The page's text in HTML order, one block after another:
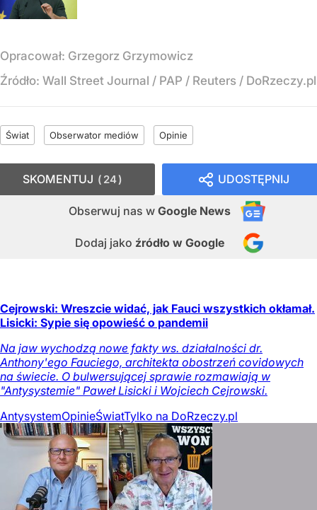
Opracował: Grzegorz Grzymowicz
Źródło: Wall Street Journal / PAP / Reuters / DoRzeczy.pl
Świat Obserwator mediów Opinie
UDOSTĘPNIJ
Obserwuj nas w Google News
Dodaj jako źródło w Google
SKOMENTUJ 24
Cejrowski: Wreszcie widać, jak Fauci wszystkich okłamał.
Lisicki: Sypie się opowieść o pandemii
Na jaw wychodzą nowe fakty ws. działalności dr.
Anthony'ego Fauciego, architekta obostrzeń covidowych
na świecie. O bulwersującej sprawie rozmawiają w
"Antysystemie" Paweł Lisicki i Wojciech Cejrowski.
AntysystemOpinieŚwiatTylko na DoRzeczy.pl